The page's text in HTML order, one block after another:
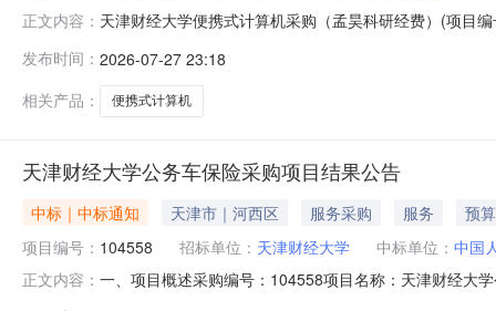
正文内容： 天津财经大学便携式计算机采购（孟昊科研经费）(项目
方）：天津财经大学地址：天津市河西区珠江道25号联
发布时间： 2026-07-27 23:18
相关产品：
便携式计算机
天津财经大学公务车保险采购项目结果公告
中标｜中标通知 天津市｜河西区 服务采购 服务
预
项目编号： 104558 招标单位： 天津财经大学 中标单位： 中国
正文内容： 一、项目概述采购编号：104558项目名称：天津财经大